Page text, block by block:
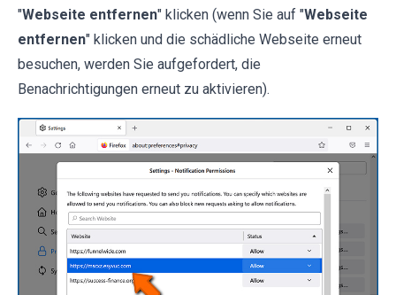
"Webseite entfernen" klicken (wenn Sie auf "Webseite
entfernen" klicken und die schädliche Webseite erneut
besuchen, werden Sie aufgefordert, die
Benachrichtigungen erneut zu aktivieren).